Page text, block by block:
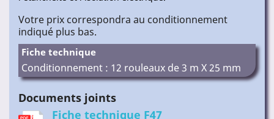
Votre prix correspondra au conditionnement
indiqué plus bas.
Fiche technique
Conditionnement : 12 rouleaux de 3 m X 25 mm
Documents joints
Fiche technique F47